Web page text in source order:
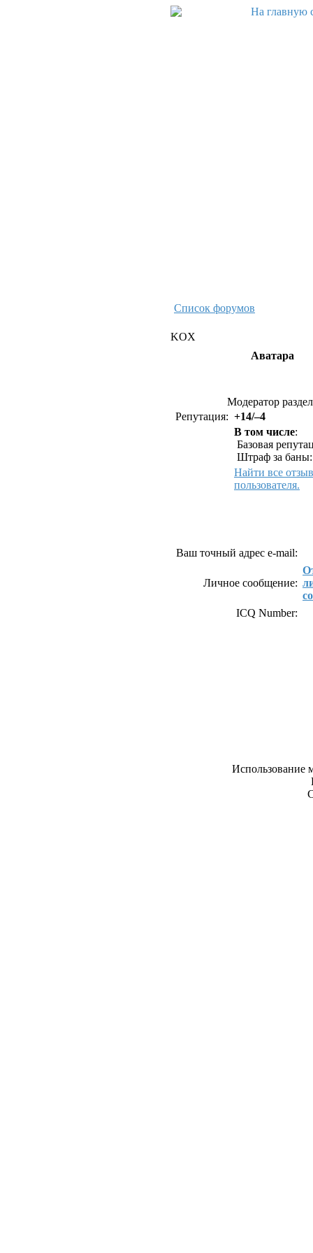
Список форумов
KOX
Аватара
Модератор
Репутация: +14/–4
В том числе:
Базовая
Штраф за
Найти все
пользователя.
Ваш точный адрес e-mail:
Личное сообщение:
ICQ Number:
Использование